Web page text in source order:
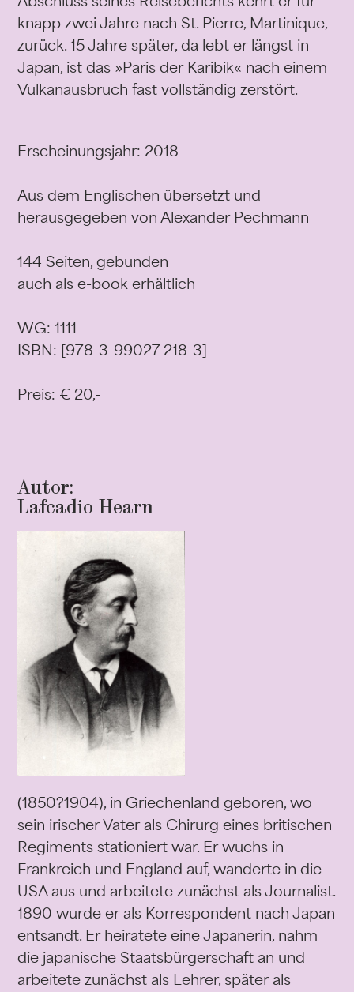
knapp zwei Jahre nach St. Pierre, Martinique,
zurück. 15 Jahre später, da lebt er längst in
Japan, ist das »Paris der Karibik« nach einem
Vulkanausbruch fast vollständig zerstört.
Erscheinungsjahr: 2018
Aus dem Englischen übersetzt und
herausgegeben von Alexander Pechmann
144 Seiten, gebunden
auch als e-book erhältlich
WG: 1111
ISBN: [978-3-99027-218-3]
Preis: € 20,-
Autor:
Lafcadio Hearn
(1850?1904), in Griechenland geboren, wo
sein irischer Vater als Chirurg eines britischen
Regiments stationiert war. Er wuchs in
Frankreich und England auf, wanderte in die
USA aus und arbeitete zunächst als Journalist.
1890 wurde er als Korrespondent nach Japan
entsandt. Er heiratete eine Japanerin, nahm
die japanische Staatsbürgerschaft an und
arbeitete zunächst als Lehrer, später als